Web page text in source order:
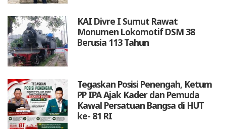
KAI Divre I Sumut Rawat
Monumen Lokomotif DSM 38
Berusia 113 Tahun
Tegaskan Posisi Penengah, Ketum
PP IPA Ajak Kader dan Pemuda
Kawal Persatuan Bangsa di HUT
ke- 81 RI